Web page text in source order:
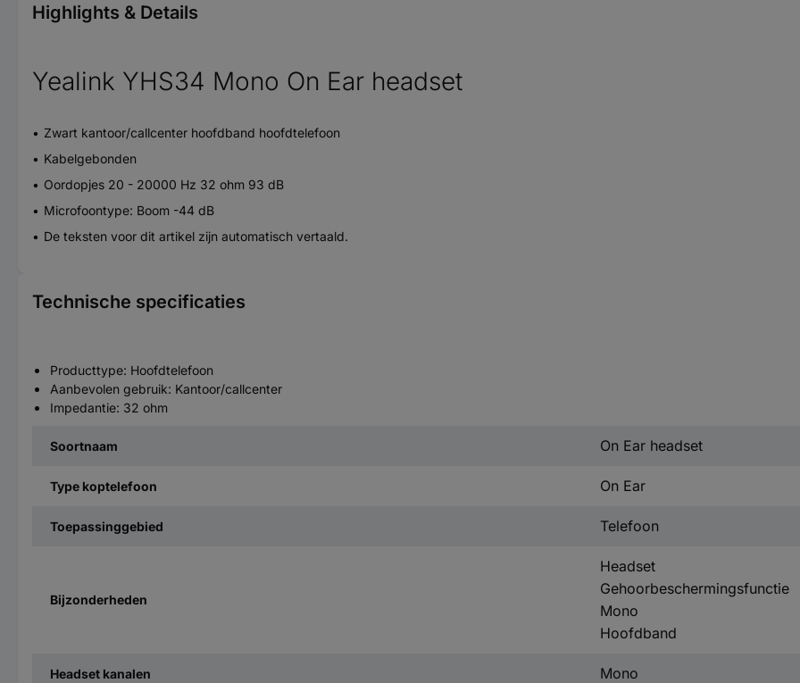
Highlights & Details
Yealink YHS34 Mono On Ear headset
Zwart kantoor/callcenter hoofdband hoofdtelefoon
Kabelgebonden
Oordopjes 20 - 20000 Hz 32 ohm 93 dB
Microfoontype: Boom -44 dB
De teksten voor dit artikel zijn automatisch vertaald.
Technische specificaties
Producttype: Hoofdtelefoon
Aanbevolen gebruik: Kantoor/callcenter
Impedantie: 32 ohm
Soortnaam On Ear headset
Type koptelefoon On Ear
Toepassinggebied Telefoon
Bijzonderheden
Headset
Gehoorbeschermingsfunctie
Mono
Hoofdband
Headset kanalen Mono